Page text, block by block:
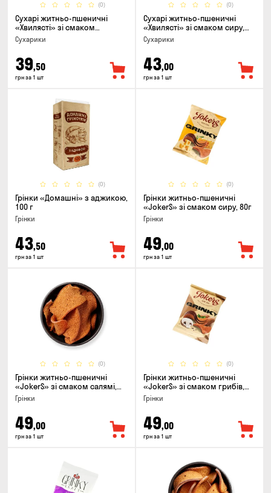
(0)
Сухарі житньо-пшеничні
«Хвилясті» зі смаком
часнику, 75г
Сухарики
39,50
грн за 1 шт
(0)
Сухарі житньо-пшеничні
«Хвилясті» зі смаком сиру,
75г
Сухарики
43,00
грн за 1 шт
(0)
Грінки «Домашні» з аджикою,
100 г
Грінки
43,50
грн за 1 шт
(0)
Грінки житньо-пшеничні
«JokerS» зі смаком сиру, 80г
Грінки
49,00
грн за 1 шт
(0)
Грінки житньо-пшеничні
«JokerS» зі смаком салямі,
80г
Грінки
49,00
грн за 1 шт
(0)
Грінки житньо-пшеничні
«JokerS» зі смаком грибів,
80г
Грінки
49,00
грн за 1 шт